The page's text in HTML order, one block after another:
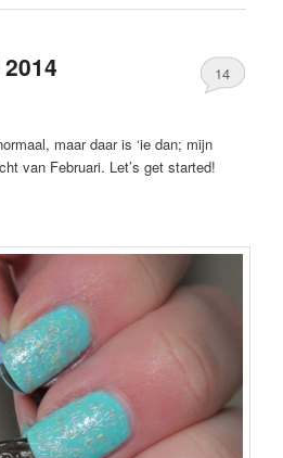
14
maar daar is ‘ie dan; mijn
van Februari. Let’s get started!